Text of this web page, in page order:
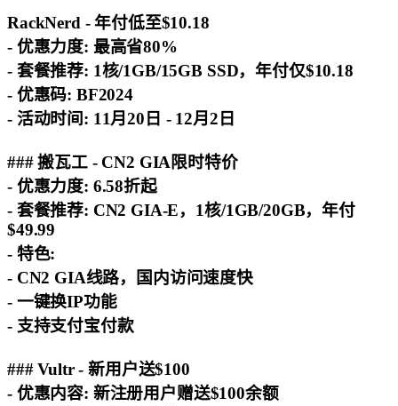
RackNerd - 年付低至$10.18
- 优惠力度: 最高省80%
- 套餐推荐: 1核/1GB/15GB SSD，年付仅$10.18
- 优惠码: BF2024
- 活动时间: 11月20日 - 12月2日
### 搬瓦工 - CN2 GIA限时特价
- 优惠力度: 6.58折起
- 套餐推荐: CN2 GIA-E，1核/1GB/20GB，年付
$49.99
- 特色:
- CN2 GIA线路，国内访问速度快
- 一键换IP功能
- 支持支付宝付款
### Vultr - 新用户送$100
- 优惠内容: 新注册用户赠送$100余额